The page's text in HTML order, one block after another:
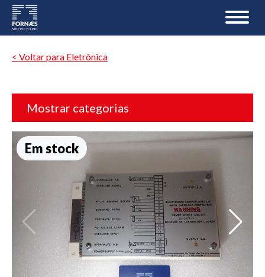
< Voltar para Eletrônica
Mostrar categorias
Em stock